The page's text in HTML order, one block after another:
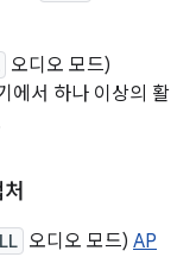
오디오 모드)
에서 하나 이상의 활
오디오 모드) AP